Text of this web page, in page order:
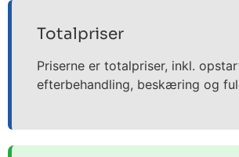
Totalpriser
Priserne er totalpriser, inkl.
efterbehandling, beskæring og